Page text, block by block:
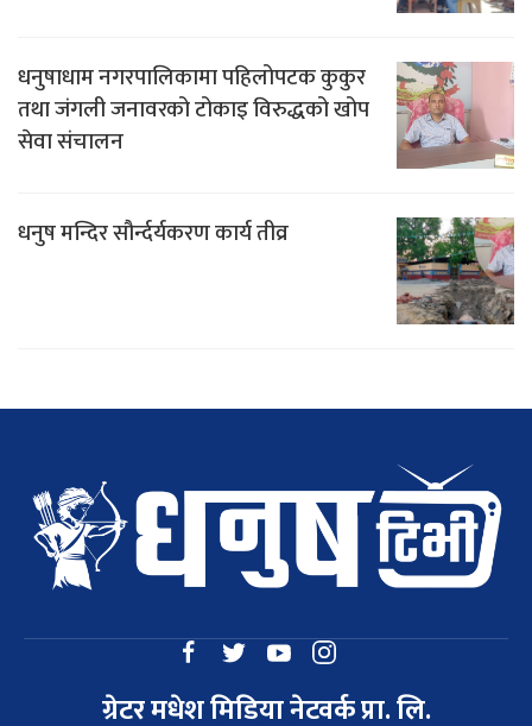
धनुषाधाम नगरपालिकामा पहिलोपटक कुकुर
तथा जंगली जनावरको टोकाइ विरुद्धको खोप
सेवा संचालन
धनुष मन्दिर सौर्न्दर्यकरण कार्य तीव्र
ग्रेटर मधेश मिडिया नेटवर्क प्रा. लि.